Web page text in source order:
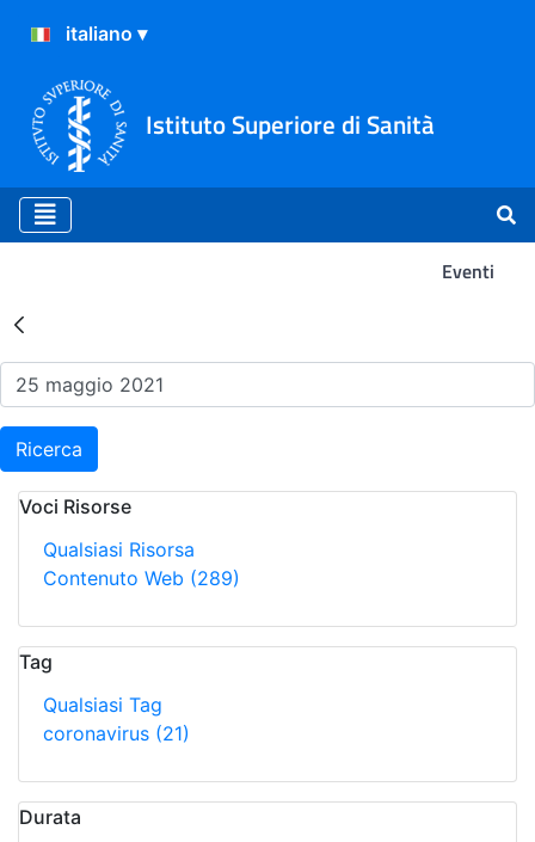
Istituto Superiore di Sanità
Eventi
Risultati della Ricerca -
Ricerca
Voci Risorse
Qualsiasi Risorsa
Contenuto Web (289)
Tag
Qualsiasi Tag
coronavirus (21)
Durata